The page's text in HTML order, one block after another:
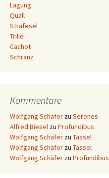
Lagung
Quall
Strafesel
Trille
Cachot
Schranz
Kommentare
Wolfgang Schäfer zu Serenes
Alfred Biesel zu Profundibus
Wolfgang Schäfer zu Tassel
Wolfgang Schäfer zu Tassel
Wolfgang Schäfer zu Profundibus